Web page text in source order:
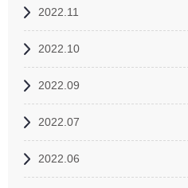
2022.11
2022.10
2022.09
2022.07
2022.06